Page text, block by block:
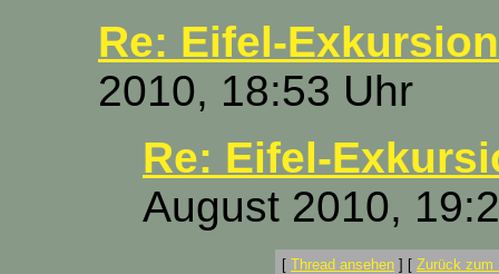
Re: Eifel-Exkursion
2010, 18:53 Uhr
Re: Eifel-
August 2010,
[ Thread ansehen ] [ Zurück zum